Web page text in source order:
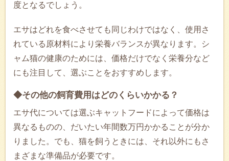
度となるでしょう。
エサはどれを食べさせても同じわけではなく、使用さ
れている原材料により栄養バランスが異なります。シ
ャム猫の健康のためには、価格だけでなく栄養分など
にも注目して、選ぶことをおすすめします。
◆その他の飼育費用はどのくらいかかる？
エサ代については選ぶキャットフードによって価格は
異なるものの、だいたい年間数万円かかることが分か
りました。でも、猫を飼うときには、それ以外にもさ
まざまな準備品が必要です。